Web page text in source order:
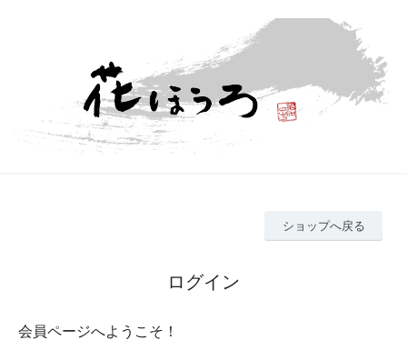
ショップへ戻る
ログイン
会員ページへようこそ！